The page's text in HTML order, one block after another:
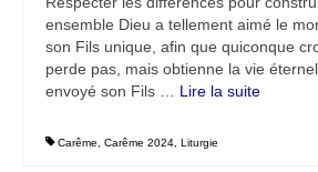
ensemble Dieu a tellement aimé le
son Fils unique, afin que quiconque
perde pas, mais obtienne la vie
envoyé son Fils … Lire la suite­­
Carême Carême 2024 Liturgie